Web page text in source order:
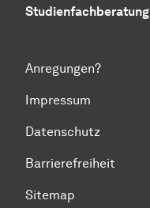
Studienfachberatung
Anregungen?
Impressum
Datenschutz
Barrierefreiheit
Sitemap